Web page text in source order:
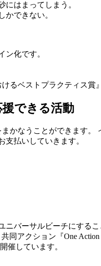
にはまってしまう。
かできない。
ン化です。
るベストプラクティス賞
できる活動
かなうことができます
支払いしていきます。
ニバーサルビーチにする
同アクション『One
催しています。